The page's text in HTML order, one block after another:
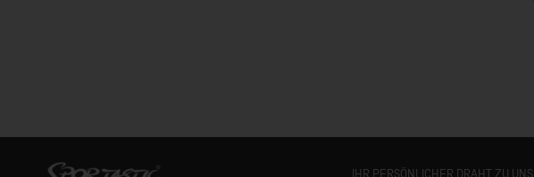
IHR PERSÖNLICHER DRAHT ZU UNS